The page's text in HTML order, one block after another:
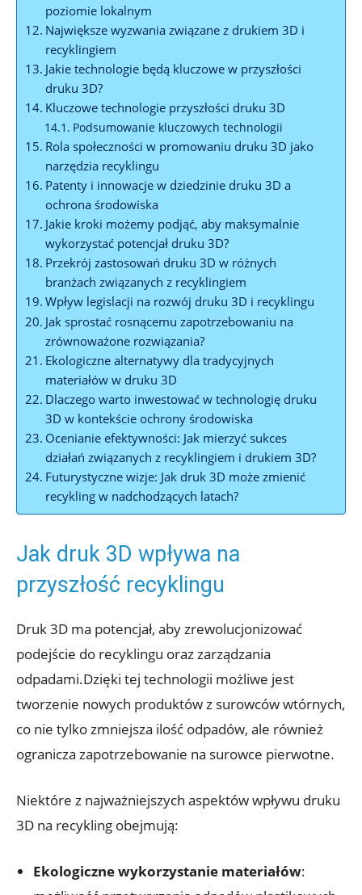
poziomie lokalnym
Największe wyzwania związane z drukiem 3D i
recyklingiem
Jakie technologie będą kluczowe w przyszłości
druku 3D?
Kluczowe technologie przyszłości druku 3D
Podsumowanie kluczowych technologii
Rola społeczności w promowaniu druku 3D jako
narzędzia recyklingu
Patenty i innowacje w dziedzinie druku 3D a
ochrona środowiska
Jakie kroki możemy podjąć, aby maksymalnie
wykorzystać potencjał druku 3D?
Przekrój zastosowań druku 3D w różnych
branżach związanych z recyklingiem
Wpływ legislacji na rozwój druku 3D i recyklingu
Jak sprostać rosnącemu zapotrzebowaniu na
zrównoważone rozwiązania?
Ekologiczne alternatywy dla tradycyjnych
materiałów w druku 3D
Dlaczego warto inwestować w technologię druku
3D w kontekście ochrony środowiska
Ocenianie efektywności: Jak mierzyć sukces
działań związanych z recyklingiem i drukiem 3D?
Futurystyczne wizje: Jak druk 3D może zmienić
recykling w nadchodzących latach?
Jak druk 3D wpływa na
przyszłość recyklingu
Druk 3D ma potencjał, aby zrewolucjonizować
podejście do recyklingu oraz zarządzania
odpadami.Dzięki tej technologii możliwe jest
tworzenie nowych produktów z surowców wtórnych,
co nie tylko zmniejsza ilość odpadów, ale również
ogranicza zapotrzebowanie na surowce pierwotne.
Niektóre z najważniejszych aspektów wpływu druku
3D na recykling obejmują:
Ekologiczne wykorzystanie materiałów: